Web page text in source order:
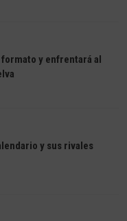
y enfrentará al
y sus rivales